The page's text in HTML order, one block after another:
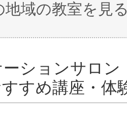
地域の教室を見
ーションサロ
すめ講座・体